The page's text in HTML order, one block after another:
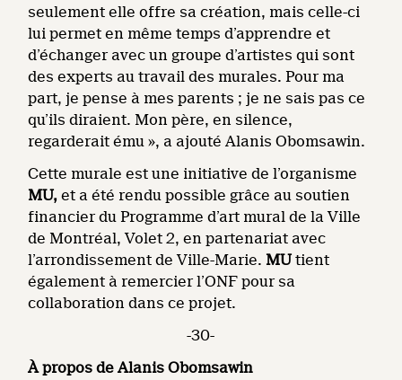
seulement elle offre sa création, mais celle-ci
lui permet en même temps d’apprendre et
d’échanger avec un groupe d’artistes qui sont
des experts au travail des murales. Pour ma
part, je pense à mes parents ; je ne sais pas ce
qu’ils diraient. Mon père, en silence,
regarderait ému », a ajouté Alanis Obomsawin.
Cette murale est une initiative de l’organisme
MU,et a été rendu possible grâce au soutien
financier du Programme d’art mural de la Ville
de Montréal, Volet 2, en partenariat avec
l’arrondissement de Ville-Marie. MUtient
également à remercier l’ONF pour sa
collaboration dans ce projet.
-30-
À propos de Alanis Obomsawin